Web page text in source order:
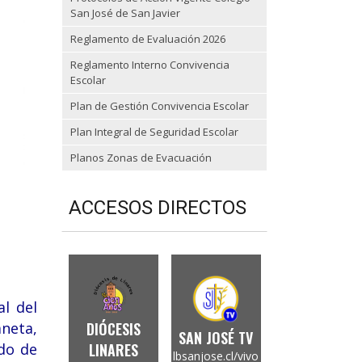
del
de
San José de San Javier
Reglamento de Evaluación 2026
Reglamento Interno Convivencia
Escolar
Plan de Gestión Convivencia Escolar
Plan Integral de Seguridad Escolar
Planos Zonas de Evacuación
ACCESOS DIRECTOS
DIÓCESIS
LINARES
SAN JOSÉ TV
lbsanjose.cl/vivo